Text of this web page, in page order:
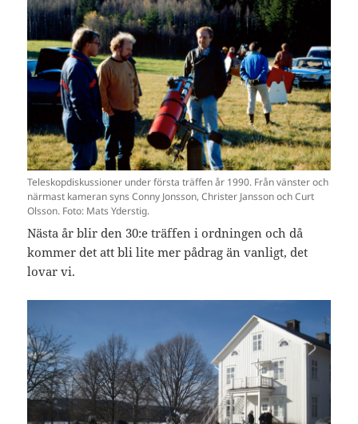
Teleskopdiskussioner under första träffen år 1990. Från vänster och
närmast kameran syns Conny Jonsson, Christer Jansson och Curt
Olsson. Foto: Mats Yderstig.
Nästa år blir den 30:e träffen i ordningen och då
kommer det att bli lite mer pådrag än vanligt, det
lovar vi.